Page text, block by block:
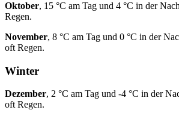
Oktober, 15 °C am Tag und 4 °C in der
Regen.
November, 8 °C am Tag und 0 °C in der
oft Regen.
Winter
Dezember, 2 °C am Tag und -4 °C in der
oft Regen.